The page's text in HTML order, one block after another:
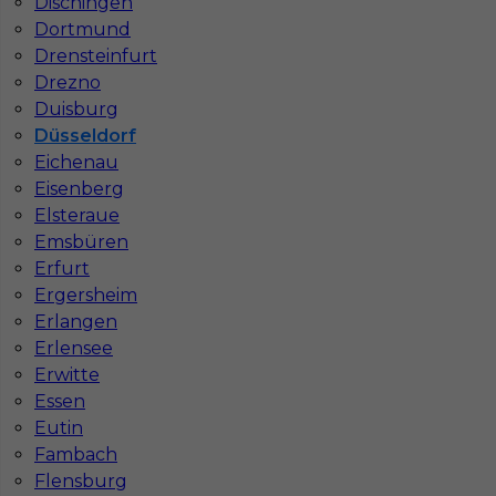
Dortmund
Drensteinfurt
Drezno
Duisburg
Düsseldorf
Eichenau
Eisenberg
Elsteraue
Emsbüren
Erfurt
Ergersheim
Erlangen
Erlensee
Erwitte
Essen
Eutin
Fambach
Flensburg
Glazurnik praca w Niemczech
Kategoria Prace wykończeniowe
Płytkarz
Lokalizacja
Niemcy
Wymagane języki
Niemiecki dobry
Stawka 14 - 16 € / h
1
Znaleziono 6 wyników